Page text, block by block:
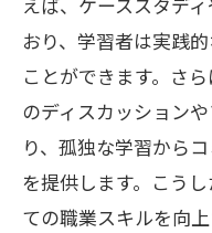
おり、学習者は実践
ことができます。さ
のディスカッション
り、孤独な学習から
を提供します。こう
ての職業スキルを向